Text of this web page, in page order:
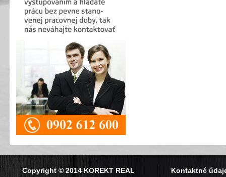
Copyright © 2014 KOREKT REAL
Kontaktné